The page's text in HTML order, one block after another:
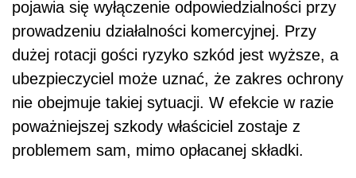
pojawia się wyłączenie odpowiedzialności przy
prowadzeniu działalności komercyjnej. Przy
dużej rotacji gości ryzyko szkód jest wyższe, a
ubezpieczyciel może uznać, że zakres ochrony
nie obejmuje takiej sytuacji. W efekcie w razie
poważniejszej szkody właściciel zostaje z
problemem sam, mimo opłacanej składki.